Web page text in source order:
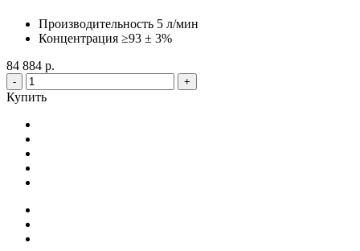
Производительность 5 л/мин
Концентрация ≥93 ± 3%
84 884 р.
- +
Купить